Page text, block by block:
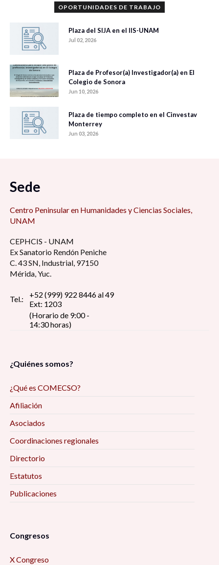
OPORTUNIDADES DE TRABAJO
Plaza del SIJA en el IIS-UNAM
Jul 02, 2026
Plaza de Profesor(a) Investigador(a) en El
Colegio de Sonora
Jun 10, 2026
Plaza de tiempo completo en el Cinvestav
Monterrey
Jun 03, 2026
Sede
Centro Peninsular en Humanidades y Ciencias Sociales,
UNAM
CEPHCIS - UNAM
Ex Sanatorio Rendón Peniche
C. 43 SN, Industrial, 97150
Mérida, Yuc.
Tel.:
+52 (999) 922 8446 al 49
Ext: 1203
(Horario de 9:00 -
14:30 horas)
¿Quiénes somos?
¿Qué es COMECSO?
Afiliación
Asociados
Coordinaciones regionales
Directorio
Estatutos
Publicaciones
Congresos
X Congreso